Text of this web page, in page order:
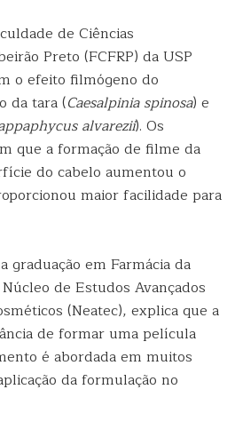
de Ciências
Preto (FCFRP) da USP
o efeito filmógeno do
da tara (Caesalpinia spinosa) e
alvarezii). Os
que a formação de filme da
do cabelo aumentou o
maior facilidade para
graduação em Farmácia da
de Estudos Avançados
(Neatec), explica que a
de formar uma película
é abordada em muitos
da formulação no